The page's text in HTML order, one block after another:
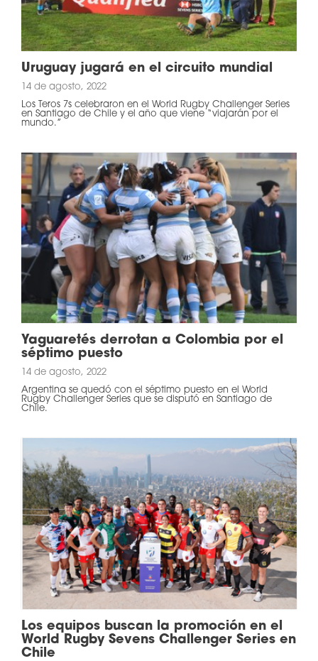
Uruguay jugará en el circuito mundial
14 de agosto, 2022
Los Teros 7s celebraron en el World Rugby Challenger Series
en Santiago de Chile y el año que viene “viajarán por el
mundo.”
Yaguaretés derrotan a Colombia por el
séptimo puesto
14 de agosto, 2022
Argentina se quedó con el séptimo puesto en el World
Rugby Challenger Series que se disputó en Santiago de
Chile.
Los equipos buscan la promoción en el
World Rugby Sevens Challenger Series en
Chile